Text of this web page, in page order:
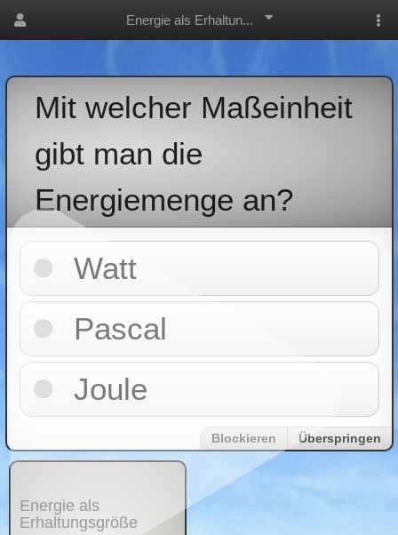
Energie als Erhaltun...
Mit welcher Maßeinheit
gibt man die
Energiemenge an?
Watt
Pascal
Joule
Blockieren Überspringen
Energie als
Erhaltungsgröße